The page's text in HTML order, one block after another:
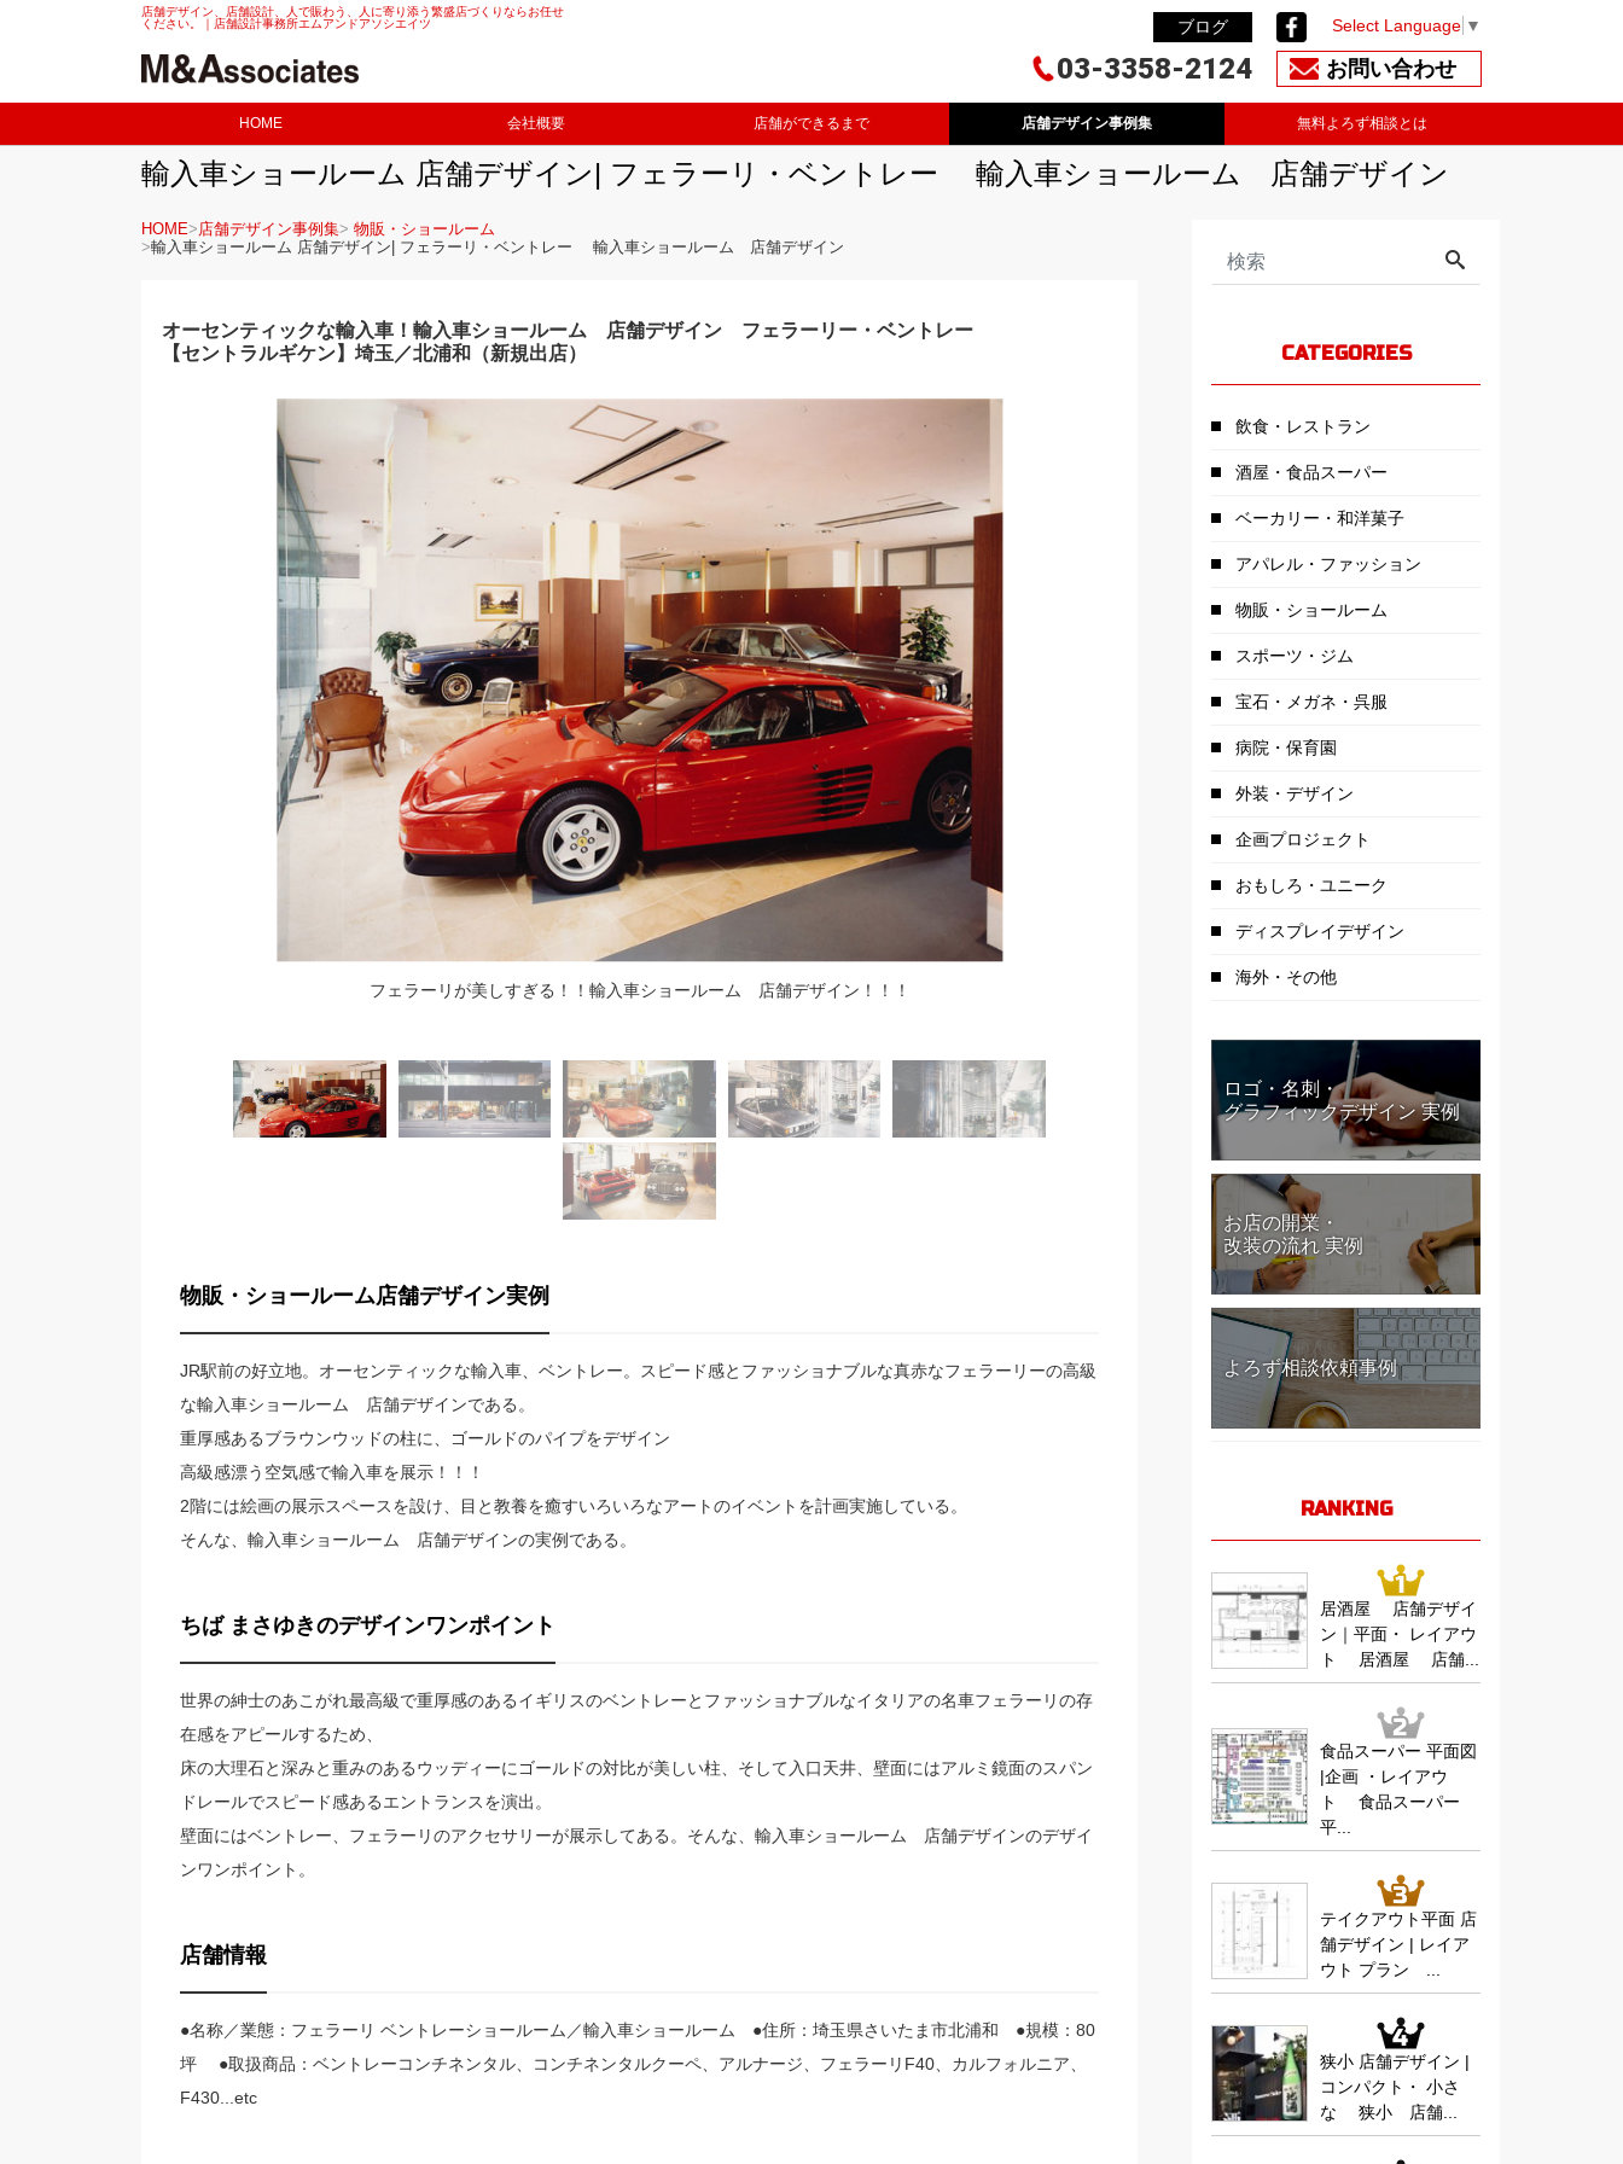
店舗デザイン、店舗設計、人で賑わう、人に寄り添う繁盛店づくりならお任せ
ください。｜店舗設計事務所エムアンドアソシエイツ
Select Language ▼
ブログ
お問い合わせ
03-3358-2124
HOME 会社概要 店舗ができるまで 店舗デザイン事例集 無料よろず相談とは
輸入車ショールーム 店舗デザイン| フェラーリ・ベントレー 輸入車ショールーム 店舗デザイン
HOME 店舗デザイン事例集
物販・ショールーム
輸入車ショールーム 店舗デザイン| フェラーリ・ベントレー 輸入車ショールーム 店舗デザイン
オーセンティックな輸入車！輸入車ショールーム 店舗デザイン フェラーリー・ベントレー
【セントラルギケン】埼玉／北浦和（新規出店）
フェラーリが美しすぎる！！輸入車ショールーム 店舗デザイン！！！
物販・ショールーム店舗デザイン実例
JR駅前の好立地。オーセンティックな輸入車、ベントレー。スピード感とファッショナブルな真赤なフェラーリーの高級
な輸入車ショールーム 店舗デザインである。
重厚感あるブラウンウッドの柱に、ゴールドのパイプをデザイン
高級感漂う空気感で輸入車を展示！！！
2階には絵画の展示スペースを設け、目と教養を癒すいろいろなアートのイベントを計画実施している。
そんな、輸入車ショールーム 店舗デザインの実例である。
ちば まさゆきのデザインワンポイント
世界の紳士のあこがれ最高級で重厚感のあるイギリスのベントレーとファッショナブルなイタリアの名車フェラーリの存
在感をアピールするため、
床の大理石と深みと重みのあるウッディーにゴールドの対比が美しい柱、そして入口天井、壁面にはアルミ鏡面のスパン
ドレールでスピード感あるエントランスを演出。
壁面にはベントレー、フェラーリのアクセサリーが展示してある。そんな、輸入車ショールーム 店舗デザインのデザイ
ンワンポイント。
店舗情報
●名称／業態：フェラーリ ベントレーショールーム／輸入車ショールーム ●住所：埼玉県さいたま市北浦和 ●規模：80
坪 ●取扱商品：ベントレーコンチネンタル、コンチネンタルクーペ、アルナージ、フェラーリF40、カルフォルニア、
F430...etc
CATEGORIES
飲食・レストラン
酒屋・食品スーパー
ベーカリー・和洋菓子
アパレル・ファッション
物販・ショールーム
スポーツ・ジム
宝石・メガネ・呉服
病院・保育園
外装・デザイン
企画プロジェクト
おもしろ・ユニーク
ディスプレイデザイン
海外・その他
ロゴ・名刺・
グラフィックデザイン 実例
お店の開業・
改装の流れ 実例
よろず相談依頼事例
RANKING
居酒屋 店舗デザイ
ン｜平面・ レイアウ
ト 居酒屋 店舗...
食品スーパー 平面図
|企画 ・レイアウ
ト 食品スーパー
平...
テイクアウト平面 店
舗デザイン | レイア
ウト プラン ...
狭小 店舗デザイン |
コンパクト・ 小さ
な 狭小 店舗...